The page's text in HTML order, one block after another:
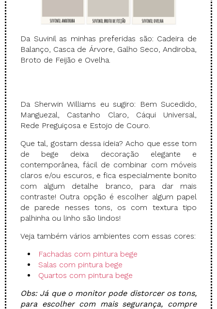
Da Suvinil as minhas preferidas são: Cadeira de
Balanço, Casca de Árvore, Galho Seco, Andiroba,
Broto de Feijão e Ovelha.
Da Sherwin Williams eu sugiro: Bem Sucedido,
Manguezal, Castanho Claro, Cáqui Universal,
Rede Preguiçosa e Estojo de Couro.
Que tal, gostam dessa ideia? Acho que esse tom
de bege deixa decoração elegante e
contemporânea, fácil de combinar com móveis
claros e/ou escuros, e fica especialmente bonito
com algum detalhe branco, para dar mais
contraste! Outra opção é escolher algum papel
de parede nesses tons, os com textura tipo
palhinha ou linho são lindos!
Veja também vários ambientes com essas cores:
Fachadas com pintura bege
Salas com pintura bege
Quartos com pintura bege
Obs: Já que o monitor pode distorcer os tons,
para escolher com mais segurança, compre